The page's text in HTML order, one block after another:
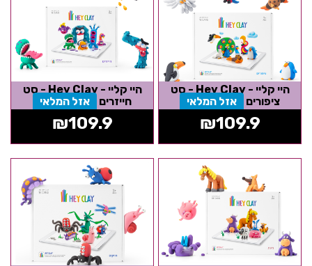
היי קליי - Hey Clay - סט
ציפורים
אזל המלאי
₪109.9
היי קליי - Hey Clay - סט
חייזרים
אזל המלאי
₪109.9